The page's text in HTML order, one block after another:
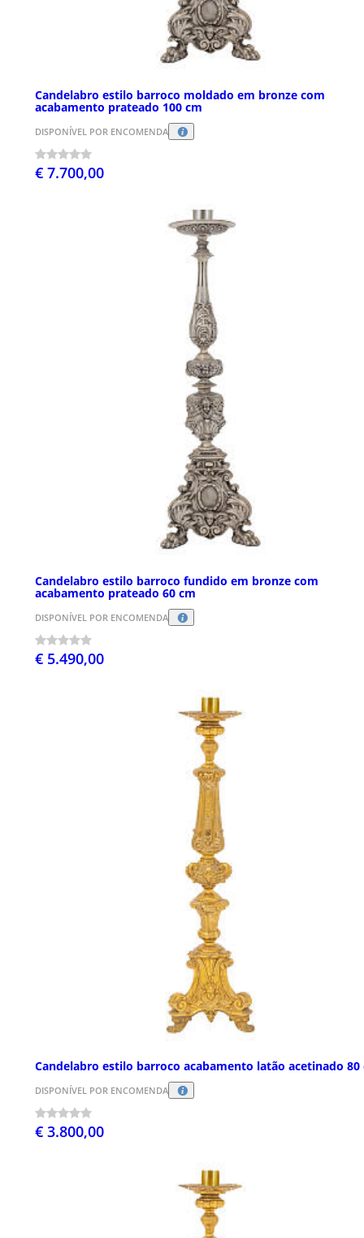
Candelabro estilo barroco moldado em bronze com
acabamento prateado 100 cm
DISPONÍVEL POR ENCOMENDA
€ 7.700,00
Candelabro estilo barroco fundido em bronze com
acabamento prateado 60 cm
DISPONÍVEL POR ENCOMENDA
€ 5.490,00
Candelabro estilo barroco acabamento latão acetinado 80
DISPONÍVEL POR ENCOMENDA
€ 3.800,00